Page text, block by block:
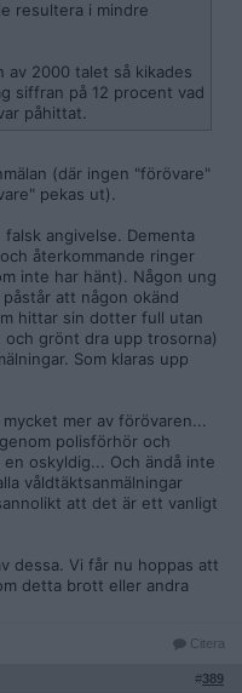
resultera i mindre
av 2000 talet så kikades
siffran på 12 procent vad
påhittat.
(där ingen "förövare"
pekas ut).
falsk angivelse. Dementa
återkommande ringer
inte har hänt). Någon ung
att någon okänd
hittar sin dotter full utan
grönt dra upp trosorna)
Som klaras upp
mer av förövaren...
polisförhör och
oskyldig... Och ändå inte
våldtäktsanmälningar
att det är ett vanligt
dessa. Vi får nu hoppas att
detta brott eller andra
Citera
#389